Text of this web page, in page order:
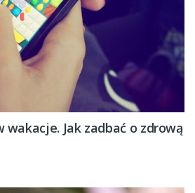
Jak zadbać o zdrową